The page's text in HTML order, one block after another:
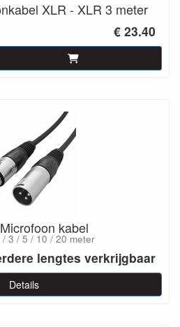
XLR - XLR 3 meter
€ 23.40
kabel
3 / 5 / 10 / 20 meter
lengtes verkrijgbaar
Details